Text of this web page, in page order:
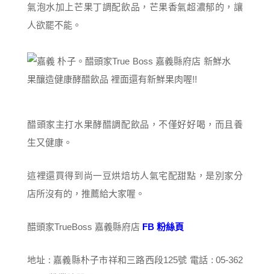
氣泡水加上芒果丁調配飲品，芒果香氣超濃郁的，讓
人欲罷不能。
醋頭家主打水果酵醋調配飲品，不僅好好喝，而且養
生又健康。
這裡還買得到尚一豆烘焙坊人氣宅配甜點，是別家分
店所沒有的，推薦給大家喔。
醋頭家TrueBoss 嘉義縣府店 FB 粉絲頁
地址 : 嘉義縣朴子市祥和三路西段125號 電話 : 05-362